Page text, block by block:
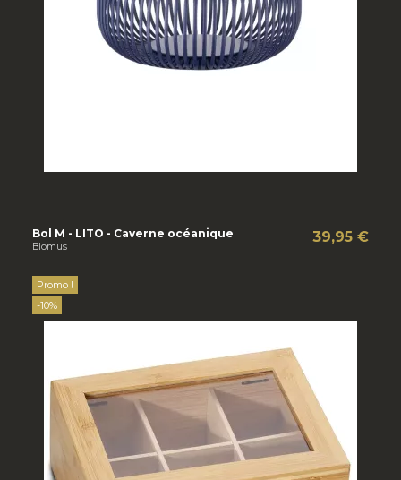
Bol M - LITO - Caverne océanique
Blomus
39,95 €
Promo !
-10%